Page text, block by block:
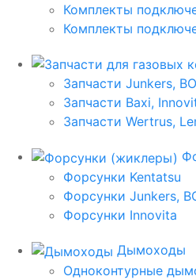
Комплекты
Комплекты
Запчасти Junkers,
Запчасти Baxi,
Запчасти Wertrus,
Форсунки Kentatsu
Форсунки Junkers,
Форсунки Innovita
Дымоходы
Одноконтурные